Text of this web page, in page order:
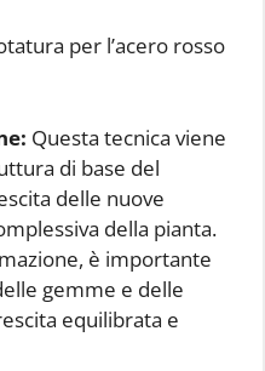
per l’acero rosso
Questa tecnica viene
di base del
delle nuove
della pianta.
è importante
gemme e delle
equilibrata e